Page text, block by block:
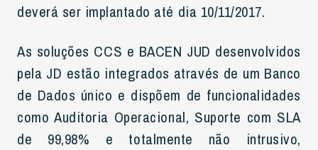
deverá ser implantado até dia 10/11/2017.
As soluções CCS e BACEN JUD desenvolvidos
pela JD estão integrados através de um Banco
de Dados único e dispõem de funcionalidades
como Auditoria Operacional, Suporte com SLA
de 99,98% e totalmente não intrusivo,